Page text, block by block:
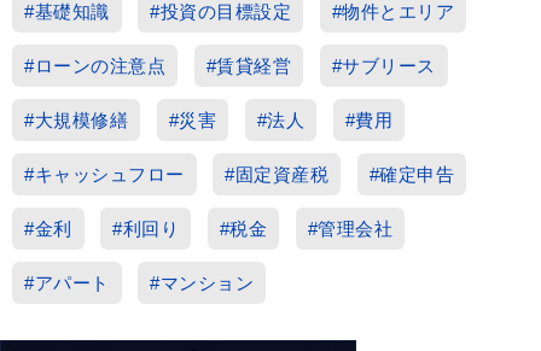
#基礎知識 #投資の目標設定 #物件とエリア
#ローンの注意点 #賃貸経営 #サブリース
#大規模修繕 #災害 #法人 #費用
#キャッシュフロー #固定資産税 #確定申告
#金利 #利回り #税金 #管理会社
#アパート #マンション